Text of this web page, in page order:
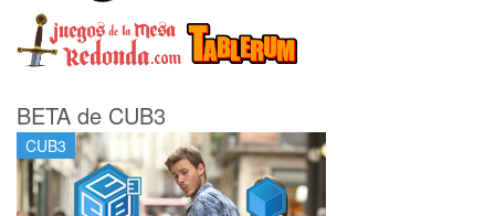
BETA de CUB3
CUB3